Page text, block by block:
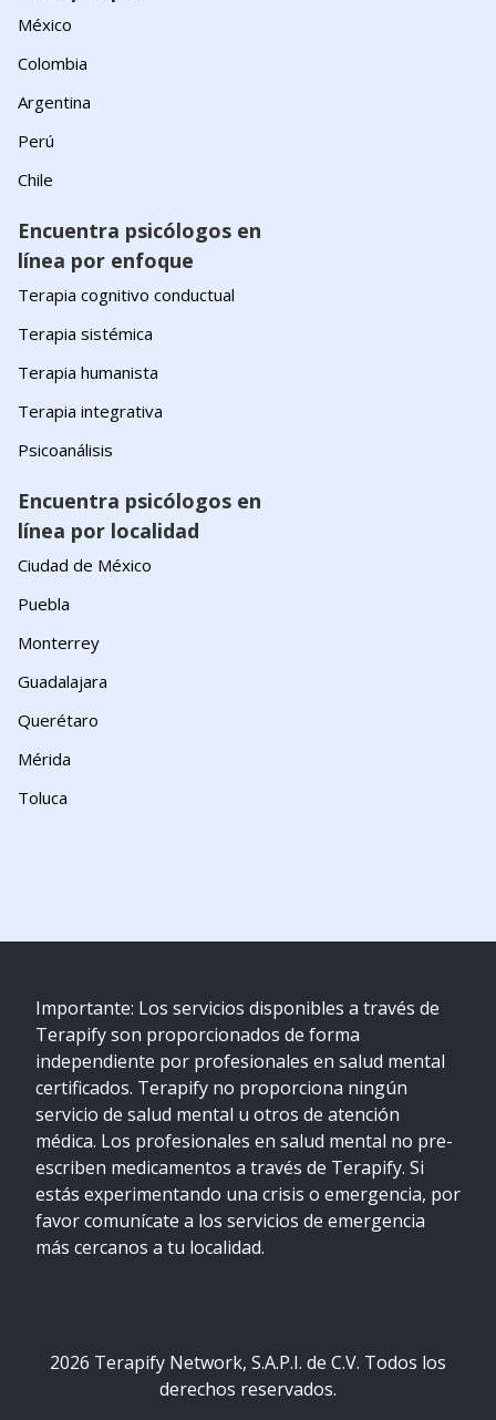
México
Colombia
Argentina
Perú
Chile
Encuentra psicólogos en
línea por enfoque
Terapia cognitivo conductual
Terapia sistémica
Terapia humanista
Terapia integrativa
Psicoanálisis
Encuentra psicólogos en
línea por localidad
Ciudad de México
Puebla
Monterrey
Guadalajara
Querétaro
Mérida
Toluca
Importante: Los servicios disponibles a través de
Terapify son proporcionados de forma
independiente por profesionales en salud mental
certificados. Terapify no proporciona ningún
servicio de salud mental u otros de atención
médica. Los profesionales en salud mental no pre-
escriben medicamentos a través de Terapify. Si
estás experimentando una crisis o emergencia, por
favor comunícate a los servicios de emergencia
más cercanos a tu localidad.
2026 Terapify Network, S.A.P.I. de C.V. Todos los
derechos reservados.